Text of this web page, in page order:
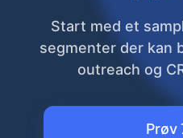
Start med et
segmenter der kan
outreach og
Prøv